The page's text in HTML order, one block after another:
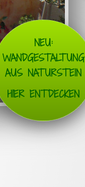
NEU:
WANDGESTALTUNG
AUS NATURSTEIN
HIER ENTDECKEN